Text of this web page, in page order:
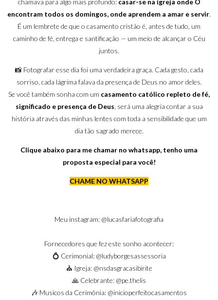
chamava para algo mais profundo: casar-se na igreja onde O
encontram todos os domingos, onde aprendem a amar e servir.
É um lembrete de que o casamento cristão é, antes de tudo, um
caminho de fé, entrega e santificação — um meio de alcançar o Céu
juntos.
📸 Fotografar esse dia foi uma verdadeira graça. Cada gesto, cada
sorriso, cada lágrima falava da presença de Deus no amor deles.
Se você também sonha com um casamento católico repleto de fé,
significado e presença de Deus, será uma alegria contar a sua
história através das minhas lentes com toda a sensibilidade que um
dia tão sagrado merece.
Clique abaixo para me chamar no whatsapp, tenho uma
proposta especial para você!
CHAME NO WHATSAPP
Meu instagram: @lucasfariafotografia
Fornecedores que fez este sonho acontecer:
💍 Cerimonial: @ludyborgesassessoria
⛪ Igreja: @nsdasgracasibirite
🙏 Celebrante: @pe.thelis
🎶 Musicos da Cerimônia: @inicioperfeitocasamentos